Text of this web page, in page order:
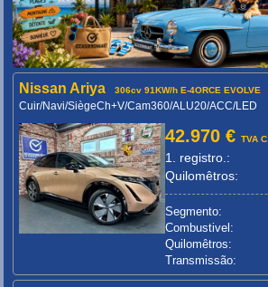
Nissan Ariya 306cv 91KW/h E-4ORCE EVOLVE
Cuir/Navi/SiègeCh+V/Cam360/ALU20/ACC/LED
42.970 €TVA C.
1. registro.:
Quilomêtros:
Segmento:
Combustivel:
Quilomêtros:
Transmissão: